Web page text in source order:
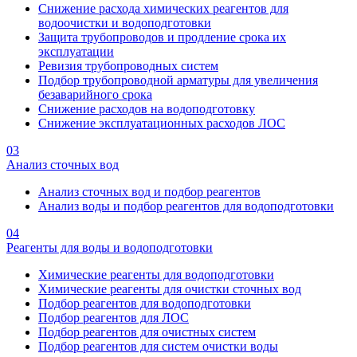
Снижение расхода химических реагентов для
водоочистки и водоподготовки
Защита трубопроводов и продление срока их
эксплуатации
Ревизия трубопроводных систем
Подбор трубопроводной арматуры для увеличения
безаварийного срока
Снижение расходов на водоподготовку
Снижение эксплуатационных расходов ЛОС
03
Анализ сточных вод
Анализ сточных вод и подбор реагентов
Анализ воды и подбор реагентов для водоподготовки
04
Реагенты для воды и водоподготовки
Химические реагенты для водоподготовки
Химические реагенты для очистки сточных вод
Подбор реагентов для водоподготовки
Подбор реагентов для ЛОС
Подбор реагентов для очистных систем
Подбор реагентов для систем очистки воды